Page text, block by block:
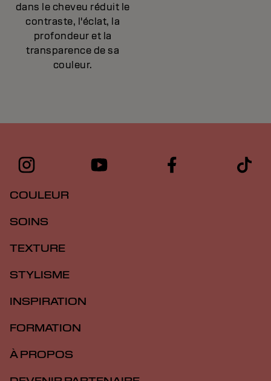
dans le cheveu réduit le
contraste, l'éclat, la
profondeur et la
transparence de sa
couleur.
COULEUR
SOINS
TEXTURE
STYLISME
INSPIRATION
FORMATION
À PROPOS